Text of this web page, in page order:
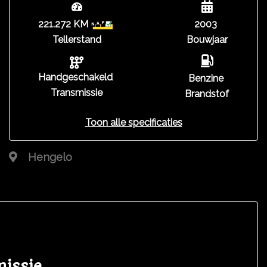
221.272 KM
Tellerstand
Handgeschakeld
Transmissie
2003
Bouwjaar
Benzine
Brandstof
Toon alle specificaties
Hengelo